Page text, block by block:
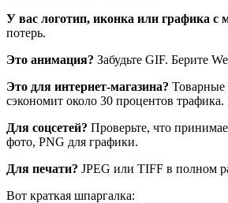
У вас логотип, иконка или графика с
потерь.
Это анимация? Забудьте GIF. Берите
Это для интернет-магазина? Товарные
сэкономит около 30 процентов
Для соцсетей? Проверьте, что
фото, PNG для графики.
Для печати? JPEG или TIFF в полном
Вот краткая шпаргалка: